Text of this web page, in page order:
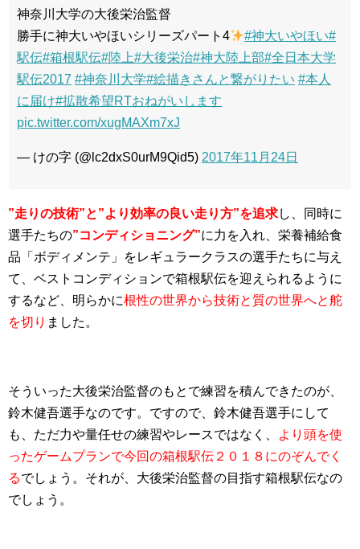
神奈川大学の大後栄治監督
勝手に神大いやほいシリーズパート4
#神大いやほい#
駅伝#箱根駅伝#陸上#大後栄治#神大陸上部#全日本大学
駅伝2017 #神奈川大学#絵描きさんと繋がりたい #本人
に届け#拡散希望RTおねがいします
pic.twitter.com/xugMAXm7xJ
— けの字 (@lc2dxS0urM9Qid5) 2017年11月24日
”走りの技術”と”より効率の良い走り方”を追求し、同時に
選手たちの”コンディショニング”に力を入れ、栄養補給食
品「ボディメンテ」をレギュラークラスの選手たちに与え
て、ベストコンディションで箱根駅伝を迎えられるように
するなど、明らかに根性の世界から技術と質の世界へと舵
を切り ました。
そういった大後栄治監督のもとで練習を積んできたのが、
鈴木健吾選手なのです。ですので、鈴木健吾選手にして
も、ただ力や量任せの練習やレースではなく、
より頭を使
ったゲームプランで今回の箱根駅伝２０１８にのぞんでく
るでしょう。それが、大後栄治監督の目指す箱根駅伝なの
でしょう。